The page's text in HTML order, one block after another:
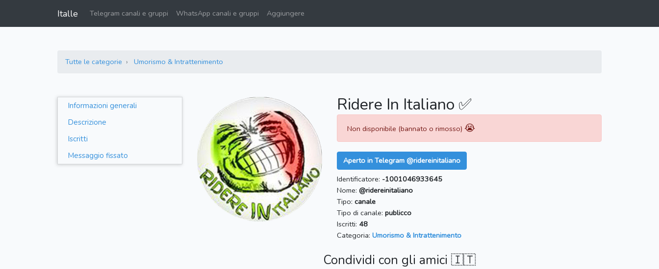
Italle Telegram canali e gruppi WhatsApp canali e gruppi Aggiungere
Tutte le categorie Umorismo & Intrattenimento
Informazioni generali
Descrizione
Iscritti
Messaggio fissato
Ridere In Italiano ✅
Non disponibile (bannato o rimosso) 😭
Aperto in Telegram @ridereinitaliano
Identificatore: -1001046933645
Nome: @ridereinitaliano
Tipo: canale
Tipo di canale: publicco
Iscritti: 48
Categoria: Umorismo & Intrattenimento
Condividi con gli amici 🇮🇹